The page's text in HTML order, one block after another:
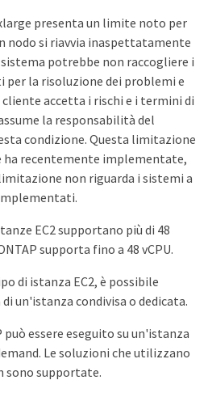
presenta un limite noto per
nodo si riavvia inaspettatamente
sistema potrebbe non raccogliere i
la risoluzione dei problemi e
accetta i rischi e i termini di
la responsabilità del
condizione. Questa limitazione
ha recentemente implementate,
non riguarda i sistemi a
EC2 supportano più di 48
supporta fino a 48 vCPU.
di istanza EC2, è possibile
un'istanza condivisa o dedicata.
può essere eseguito su un'istanza
Le soluzioni che utilizzano
sono supportate.